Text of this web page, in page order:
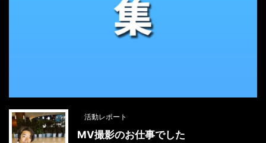
活動レポート
MV撮影のお仕事でした